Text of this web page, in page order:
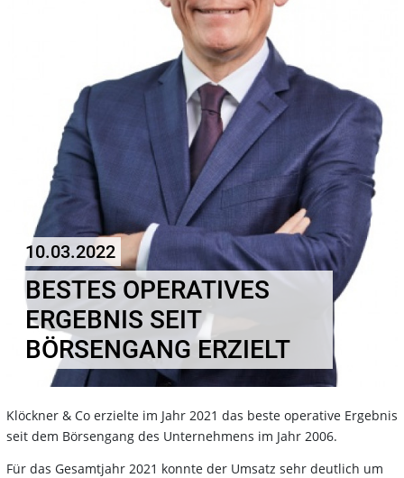
10.03.2022
BESTES OPERATIVES
ERGEBNIS SEIT
BÖRSENGANG ERZIELT
Klöckner & Co erzielte im Jahr 2021 das beste operative Ergebnis
seit dem Börsengang des Unternehmens im Jahr 2006.
Für das Gesamtjahr 2021 konnte der Umsatz sehr deutlich um